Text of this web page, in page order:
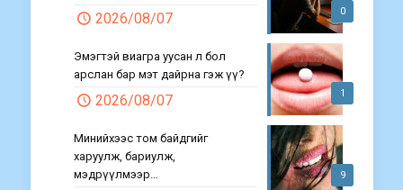
0
2026/08/07
1
Эмэгтэй виагра уусан л бол
арслан бар мэт дайрна гэж үү?
2026/08/07
9
Минийхээс том байдгийг
харуулж, бариулж,
мэдрүүлмээр…